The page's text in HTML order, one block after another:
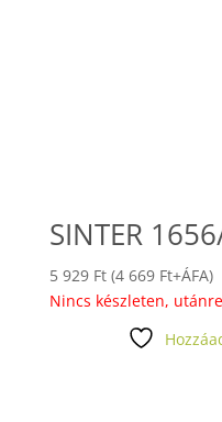
SINTER
5 929 Ft (4 669 Ft+ÁFA)
Nincs készleten,